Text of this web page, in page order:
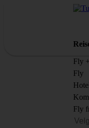
Fly
Fly
Fly